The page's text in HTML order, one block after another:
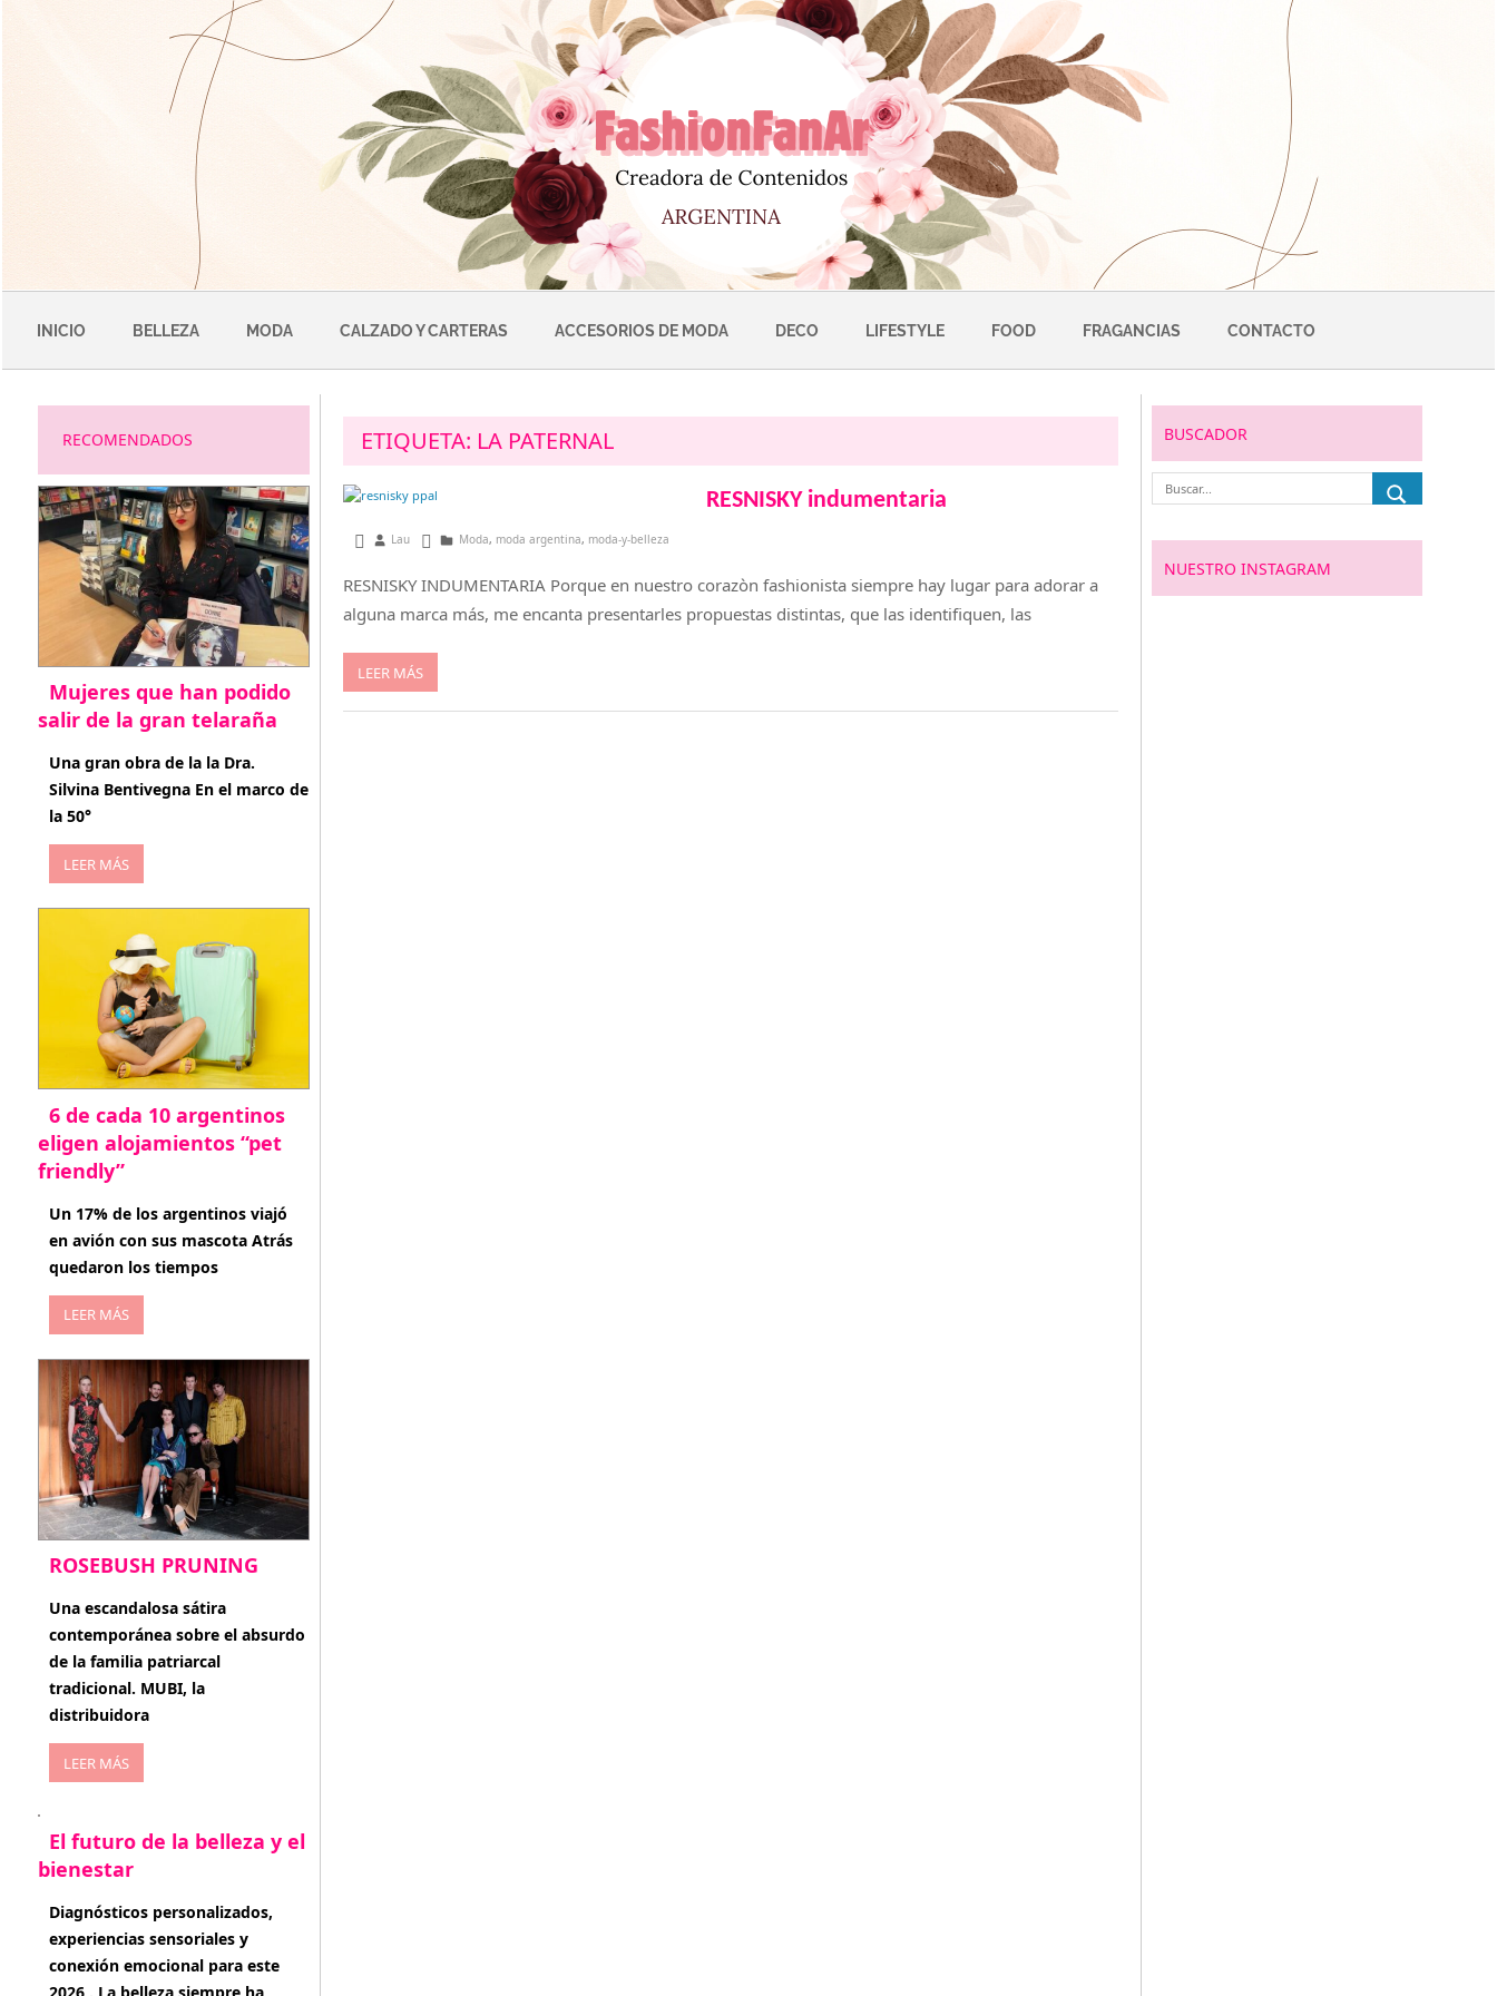
INICIO BELLEZA MODA CALZADO Y CARTERAS ACCESORIOS DE MODA DECO LIFESTYLE FOOD FRAGANCIAS CONTACTO
ETIQUETA: LA PATERNAL
RESNISKY indumentaria
mayo 18, 2015
Lau Moda, moda argentina, moda-y-belleza
RESNISKY INDUMENTARIA Porque en nuestro corazòn fashionista siempre hay lugar para adorar a
alguna marca más, me encanta presentarles propuestas distintas, que las identifiquen, las
LEER MÁS
RECOMENDADOS
Mujeres que han podido
salir de la gran telaraña
abril 29, 2026
Una gran obra de la la Dra.
Silvina Bentivegna En el marco de
la 50°
LEER MÁS
6 de cada 10 argentinos
eligen alojamientos “pet
friendly”
abril 27, 2026
Un 17% de los argentinos viajó
en avión con sus mascota Atrás
quedaron los tiempos
LEER MÁS
ROSEBUSH PRUNING
enero 20, 2026
Una escandalosa sátira
contemporánea sobre el absurdo
de la familia patriarcal
tradicional. MUBI, la
distribuidora
LEER MÁS
El futuro de la belleza y el
bienestar
enero 15, 2026
Diagnósticos personalizados,
experiencias sensoriales y
conexión emocional para este
BUSCADOR
NUESTRO INSTAGRAM